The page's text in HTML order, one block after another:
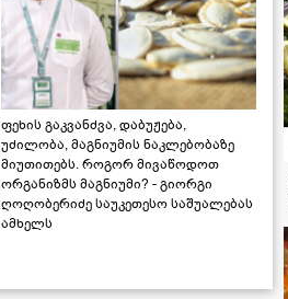
ფეხის გაკვანძვა, დაბუჟება,
უძილობა, მაგნიუმის ნაკლებობაზე
მიუთითებს. როგორ მივაწოდოთ
ორგანიზმს მაგნიუმი? - გიორგი
ღოღობერიძე საუკეთესო საშუალებას
ამხელს